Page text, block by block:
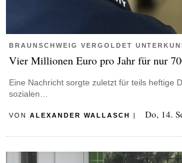
BRAUNSCHWEIG VERGOLDET
Vier Millionen Euro pro Jahr für nur
Eine Nachricht sorgte zuletzt für teils heftige
sozialen…
VON ALEXANDER WALLASCH | Do, 14.